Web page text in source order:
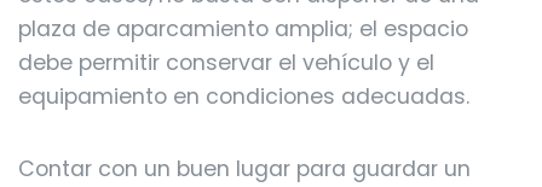
plaza de aparcamiento amplia; el espacio
debe permitir conservar el vehículo y el
equipamiento en condiciones adecuadas.
Contar con un buen lugar para guardar un